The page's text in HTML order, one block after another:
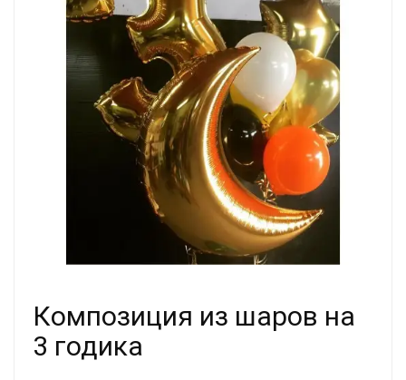
Композиция из шаров на
3 годика